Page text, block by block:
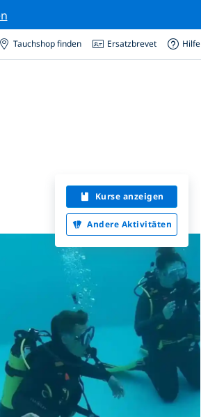
Tauchshop finden Ersatzbrevet Hilfe
Kurse anzeigen
Andere Aktivitäten